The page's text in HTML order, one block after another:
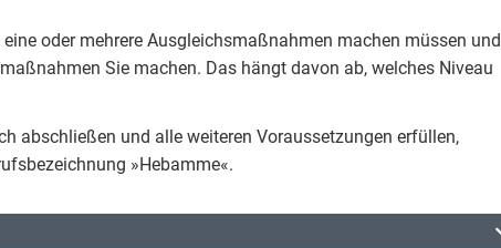
oder mehrere Ausgleichsmaßnahmen machen müssen und
Sie machen. Das hängt davon ab, welches Niveau
abschließen und alle weiteren Voraussetzungen erfüllen,
»Hebamme«.